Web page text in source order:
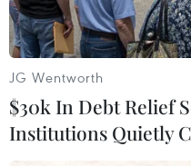
JG Wentworth
$30k In Debt Relief
Institutions Quietly